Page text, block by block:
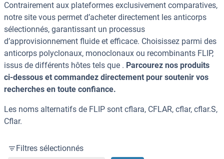
Contrairement aux plateformes exclusivement comparatives,
notre site vous permet d’acheter directement les anticorps
sélectionnés, garantissant un processus
d’approvisionnement fluide et efficace. Choisissez parmi des
anticorps polyclonaux, monoclonaux ou recombinants FLIP,
issus de différents hôtes tels que . Parcourez nos produits
ci-dessous et commandez directement pour soutenir vos
recherches en toute confiance.
Les noms alternatifs de FLIP sont cflara, CFLAR, cflar, cflar.S,
Cflar.
Filtres sélectionnés